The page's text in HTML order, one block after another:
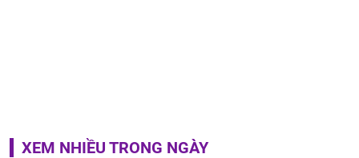
XEM NHIỀU TRONG NGÀY